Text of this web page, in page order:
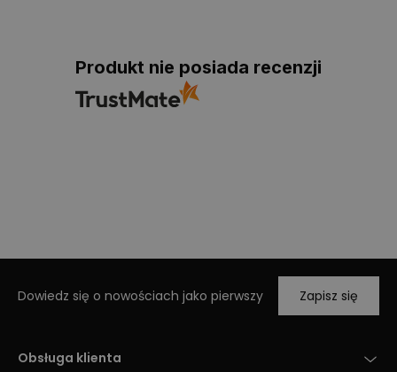
Produkt nie posiada recenzji
Dowiedz się o nowościach jako pierwszy Zapisz się
Obsługa klienta